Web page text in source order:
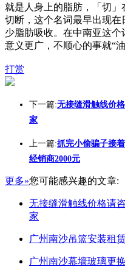
就是人身上的脂肪，「切
切断，这个名词最早出现
少脂肪吸收。在中南亚这个
意义更广，不顺心的事就“
打赏
下一篇:无接缝滑触线价
家
上一篇:抓完小偷骗子接
经销商2000元
更多»您可能感兴趣的文章:
无接缝滑触线价格请
家
广州南沙吊篮安装租
广州南沙幕墙玻璃更